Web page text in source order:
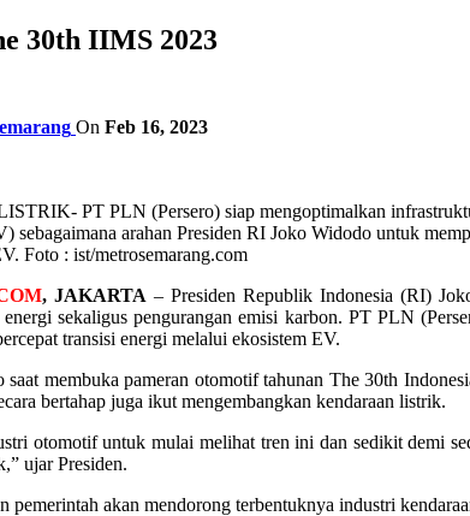
30th IIMS 2023
On Feb 16, 2023
PT PLN (Persero) siap mengoptimalkan
sebagaimana arahan Presiden RI Joko Widodo untuk
Foto : ist/metrosemarang.com
, JAKARTA – Presiden Republik Indonesia (RI)
sekaligus pengurangan emisi karbon. PT PLN
transisi energi melalui ekosistem EV.
saat membuka pameran otomotif tahunan The 30th
bertahap juga ikut mengembangkan kendaraan listrik.
otomotif untuk mulai melihat tren ini dan sedikit demi
ujar Presiden.
pemerintah akan mendorong terbentuknya industri